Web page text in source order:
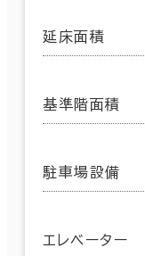
延床面積
基準階面積
駐車場設備
エレベーター